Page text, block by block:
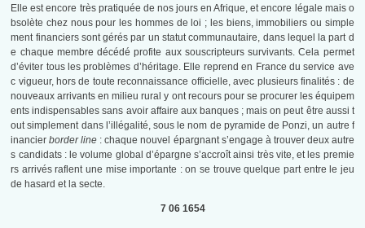
Elle est encore très pratiquée de nos jours en Afrique, et encore légale mais o
bsolète chez nous pour les hommes de loi ; les biens, immobiliers ou simple
ment financiers sont gérés par un statut communautaire, dans lequel la part d
e chaque membre décédé profite aux souscripteurs survivants. Cela permet
d’éviter tous les problèmes d’héritage. Elle reprend en France du service ave
c vigueur, hors de toute reconnaissance officielle, avec plusieurs finalités : de
nouveaux arrivants en milieu rural y ont recours pour se procurer les équipem
ents indispensables sans avoir affaire aux banques ; mais on peut être aussi t
out simplement dans l’illégalité, sous le nom de pyramide de Ponzi, un autre f
inancierborder line : chaque nouvel épargnant s’engage à trouver deux autre
s candidats : le volume global d’épargne s’accroît ainsi très vite, et les premie
rs arrivés raflent une mise importante : on se trouve quelque part entre le jeu
de hasard et la secte.
7 06 1654